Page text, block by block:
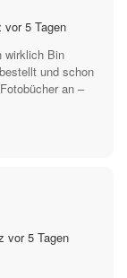
5 Tagen
wirklich Bin
und schon
an –
vor 5 Tagen